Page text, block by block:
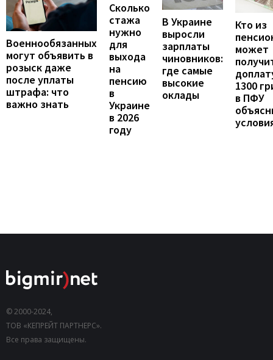
Военнообязанных
могут объявить в
розыск даже
после уплаты
штрафа: что
важно знать
Сколько
стажа
нужно
для
выхода
на
пенсию
в
Украине
в 2026
году
В Украине
выросли
зарплаты
чиновников:
где самые
высокие
оклады
Кто из
может
1300
в ПФУ
© 2000-2024,
ТОВ «КЕПРЕЙТ ПАРТНЕРС».
Все права защищены.